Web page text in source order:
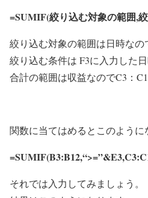
=SUMIF(絞り込む対象の範囲,
絞り込む対象の範囲は日時なの
絞り込む条件は F3に入力した
合計の範囲は収益なのでC3 ：
関数に当てはめるとこのように
=SUMIF(B3:B12,“>=”&E3,
それでは入力してみましょう。